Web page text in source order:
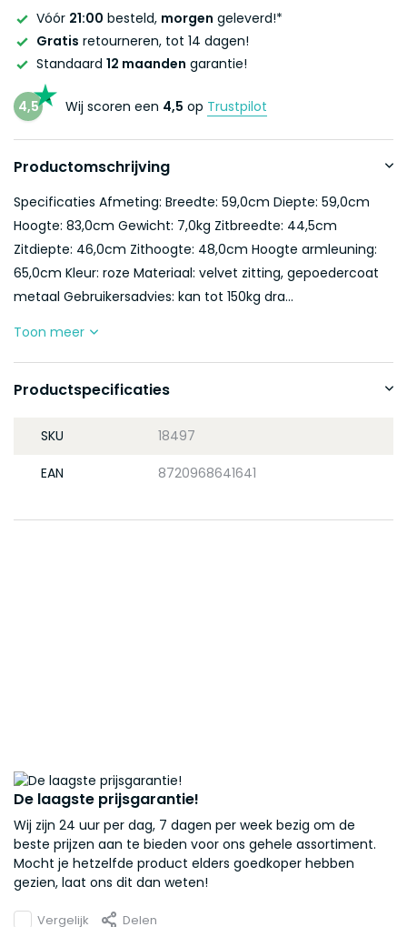
Vóór 21:00 besteld, morgen geleverd!*
Gratis retourneren, tot 14 dagen!
Standaard 12 maanden garantie!
4,5 Wij scoren een 4,5 op Trustpilot
Productomschrijving
Specificaties Afmeting: Breedte: 59,0cm Diepte: 59,0cm
Hoogte: 83,0cm Gewicht: 7,0kg Zitbreedte: 44,5cm
Zitdiepte: 46,0cm Zithoogte: 48,0cm Hoogte armleuning:
65,0cm Kleur: roze Materiaal: velvet zitting, gepoedercoat
metaal Gebruikersadvies: kan tot 150kg dra...
Toon meer
Productspecificaties
SKU 18497
EAN 8720968641641
De laagste prijsgarantie!
Wij zijn 24 uur per dag, 7 dagen per week bezig om de
beste prijzen aan te bieden voor ons gehele assortiment.
Mocht je hetzelfde product elders goedkoper hebben
gezien, laat ons dit dan weten!
Vergelijk Delen